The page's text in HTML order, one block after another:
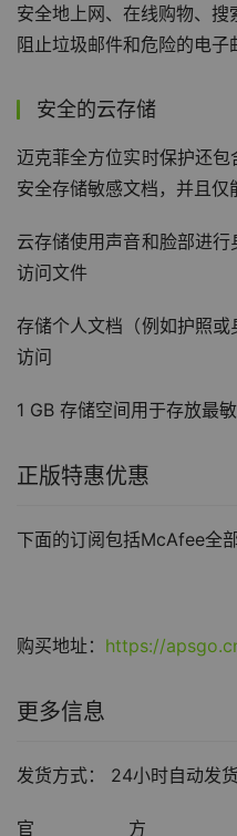
安全地上网、在线购物、搜
阻止垃圾邮件和危险的电子
安全的云存储
迈克菲全方位实时保护还
安全存储敏感文档，并且
云存储使用声音和脸部进
访问文件
存储个人文档（例如护照
访问
1 GB 存储空间用于存放最
正版特惠优惠
下面的订阅包括McAfee全
购买地址： https://
更多信息
发货方式： 24小时自动发货